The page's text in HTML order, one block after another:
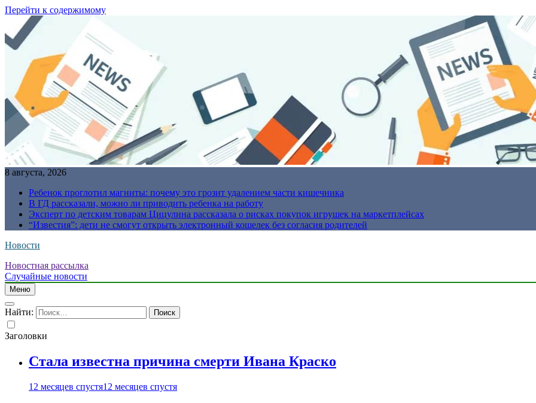
Перейти к содержимому
8 августа, 2026
Ребенок проглотил магниты: почему это грозит удалением части кишечника
В ГД рассказали, можно ли приводить ребенка на работу
Эксперт по детским товарам Цицулина рассказала о рисках покупок игрушек на маркетплейсах
“Известия”: дети не смогут открыть электронный кошелек без согласия родителей
Новости
Новостная рассылка
Случайные новости
Меню
Найти:
Заголовки
Стала известна причина смерти Ивана Краско
12 месяцев спустя12 месяцев спустя